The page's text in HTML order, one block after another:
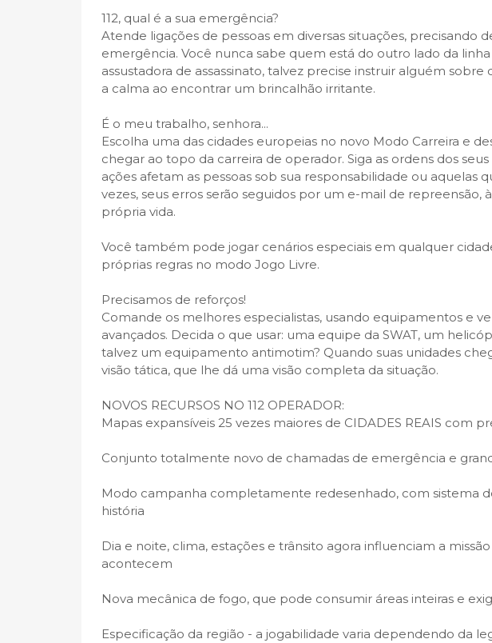
112, qual é a sua emergência?
Atende ligações de pessoas em diversas situações, precisando
emergência. Você nunca sabe quem está do outro lado da
assustadora de assassinato, talvez precise instruir alguém
a calma ao encontrar um brincalhão irritante.
É o meu trabalho, senhora...
Escolha uma das cidades europeias no novo Modo Carreira e
chegar ao topo da carreira de operador. Siga as ordens dos
ações afetam as pessoas sob sua responsabilidade ou aquelas
vezes, seus erros serão seguidos por um e-mail de repreensão,
própria vida.
Você também pode jogar cenários especiais em qualquer
próprias regras no modo Jogo Livre.
Precisamos de reforços!
Comande os melhores especialistas, usando equipamentos e
avançados. Decida o que usar: uma equipe da SWAT, um
talvez um equipamento antimotim? Quando suas unidades
visão tática, que lhe dá uma visão completa da situação.
NOVOS RECURSOS NO 112 OPERADOR:
Mapas expansíveis 25 vezes maiores de CIDADES REAIS com
Conjunto totalmente novo de chamadas de emergência e
Modo campanha completamente redesenhado, com sistema
história
Dia e noite, clima, estações e trânsito agora influenciam a
acontecem
Nova mecânica de fogo, que pode consumir áreas inteiras e
Especificação da região - a jogabilidade varia dependendo da